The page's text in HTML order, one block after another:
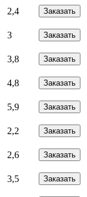
2,4 Заказать
3 Заказать
3,8 Заказать
4,8 Заказать
5,9 Заказать
2,2 Заказать
2,6 Заказать
3,5 Заказать